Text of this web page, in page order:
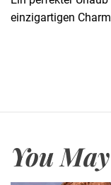
einzigartigen
You